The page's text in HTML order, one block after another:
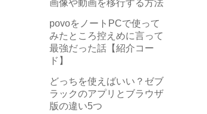
画像や動画を移行する方法
povoをノートPCで使って
みたところ控えめに言って
最強だった話【紹介コー
ド】
どっちを使えばいい？ゼブ
ラックのアプリとブラウザ
版の違い5つ